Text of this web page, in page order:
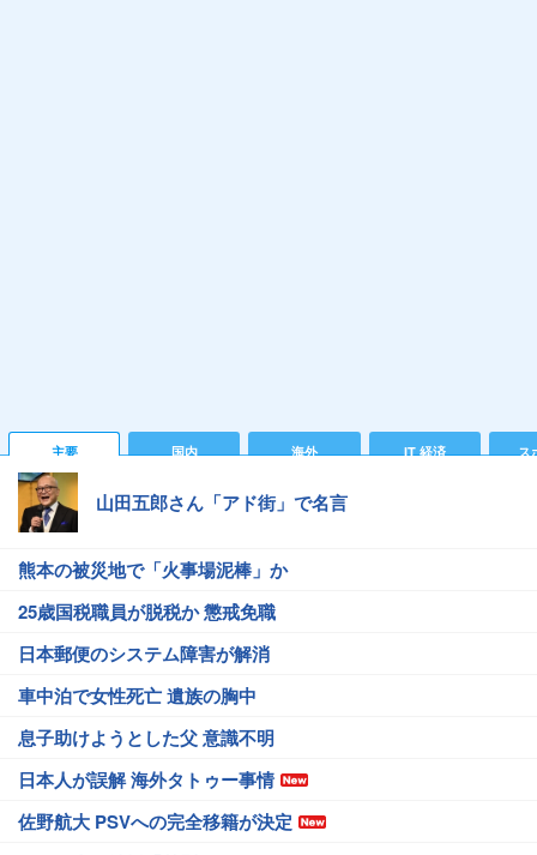
主要 国内 海外 IT 経済 ス
山田五郎さん「アド街」で名言
熊本の被災地で「火事場泥棒」か
25歳国税職員が脱税か 懲戒免職
日本郵便のシステム障害が解消
車中泊で女性死亡 遺族の胸中
息子助けようとした父 意識不明
日本人が誤解 海外タトゥー事情
佐野航大 PSVへの完全移籍が決定